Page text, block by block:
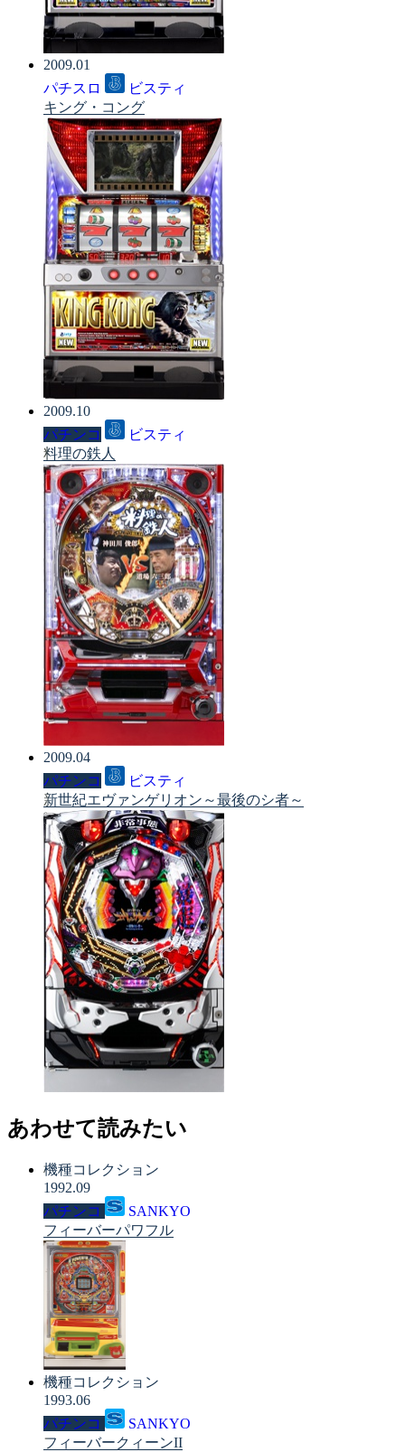
2009.01
パチスロ
ビスティ
キング・コング
2009.10
パチンコ
ビスティ
料理の鉄人
2009.04
パチンコ
ビスティ
新世紀エヴァンゲリオン～最後のシ者～
あわせて読みたい
機種コレクション
1992.09
パチンコ
SANKYO
フィーバーパワフル
機種コレクション
1993.06
パチンコ
SANKYO
フィーバークィーンII